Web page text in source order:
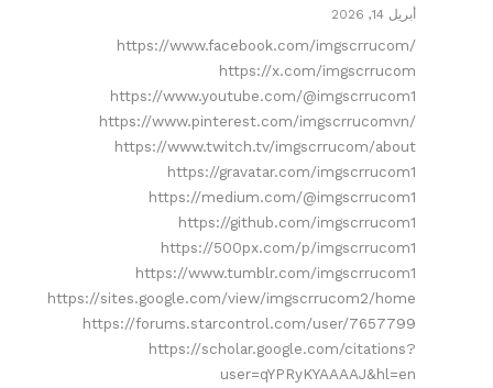
أبريل 14, 2026
https://www.facebook.com/imgscrrucom/
https://x.com/imgscrrucom
https://www.youtube.com/@imgscrrucom1
https://www.pinterest.com/imgscrrucomvn/
https://www.twitch.tv/imgscrrucom/about
https://gravatar.com/imgscrrucom1
https://medium.com/@imgscrrucom1
https://github.com/imgscrrucom1
https://500px.com/p/imgscrrucom1
https://www.tumblr.com/imgscrrucom1
https://sites.google.com/view/imgscrrucom2/home
https://forums.starcontrol.com/user/7657799
https://scholar.google.com/citations?
user=qYPRyKYAAAAJ&hl=en